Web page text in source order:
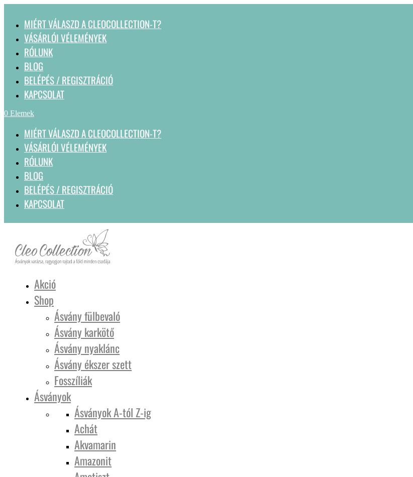
MIÉRT VÁLASZD A CLEOCOLLECTION-T?
VÁSÁRLÓI VÉLEMÉNYEK
RÓLUNK
BLOG
BELÉPÉS / REGISZTRÁCIÓ
KAPCSOLAT
0 Elemek
MIÉRT VÁLASZD A CLEOCOLLECTION-T?
VÁSÁRLÓI VÉLEMÉNYEK
RÓLUNK
BLOG
BELÉPÉS / REGISZTRÁCIÓ
KAPCSOLAT
Akció
Shop
Ásvány fülbevaló
Ásvány karkötő
Ásvány nyaklánc
Ásvány ékszer szett
Fosszíliák
Ásványok
Ásványok A-tól Z-ig
Achát
Akvamarin
Amazonit